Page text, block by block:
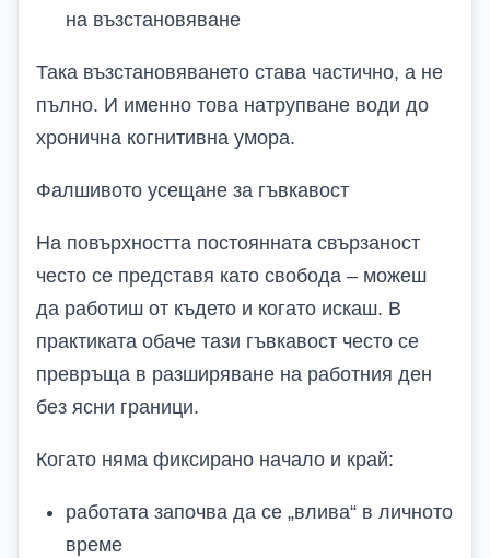
на възстановяване
Така възстановяването става частично, а не
пълно. И именно това натрупване води до
хронична когнитивна умора.
Фалшивото усещане за гъвкавост
На повърхността постоянната свързаност
често се представя като свобода – можеш
да работиш от където и когато искаш. В
практиката обаче тази гъвкавост често се
превръща в разширяване на работния ден
без ясни граници.
Когато няма фиксирано начало и край:
работата започва да се „влива“ в личното
време